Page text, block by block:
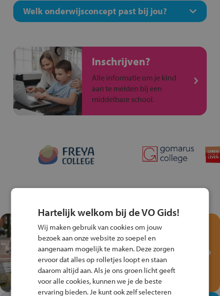
Welk onderwijsconcept past bij jou?
Inschrijven?
Alle informatie om je kind
aan te melden bij een
middelbare school.
Test je kennis met het
Fiets Veilig
Verkeersspel!
Speel het Fiets Veilig Verkeersspel
en win een Cortina-fiets!
Hartelijk welkom bij de VO Gids!
Wij maken gebruik van cookies om jouw
bezoek aan onze website zo soepel en
aangenaam mogelijk te maken. Deze zorgen
ervoor dat alles op rolletjes loopt en staan
daarom altijd aan. Als je ons groen licht geeft
voor alle cookies, kunnen we je de beste
ervaring bieden. Je kunt ook zelf selecteren